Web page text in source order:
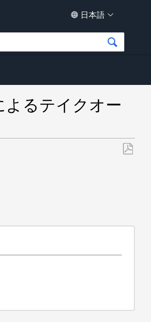
日本語
よるテイクオー